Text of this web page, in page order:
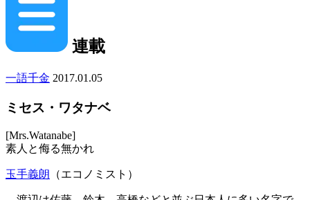
連載
一語千金 2017.01.05
ミセス・ワタナベ
[Mrs.Watanabe]
素人と侮る無かれ
玉手義朗 （エコノミスト）